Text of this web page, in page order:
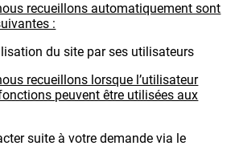
recueillons automatiquement sont
:
du site par ses utilisateurs
recueillons lorsque l’utilisateur
peuvent être utilisées aux
suite à votre demande via le